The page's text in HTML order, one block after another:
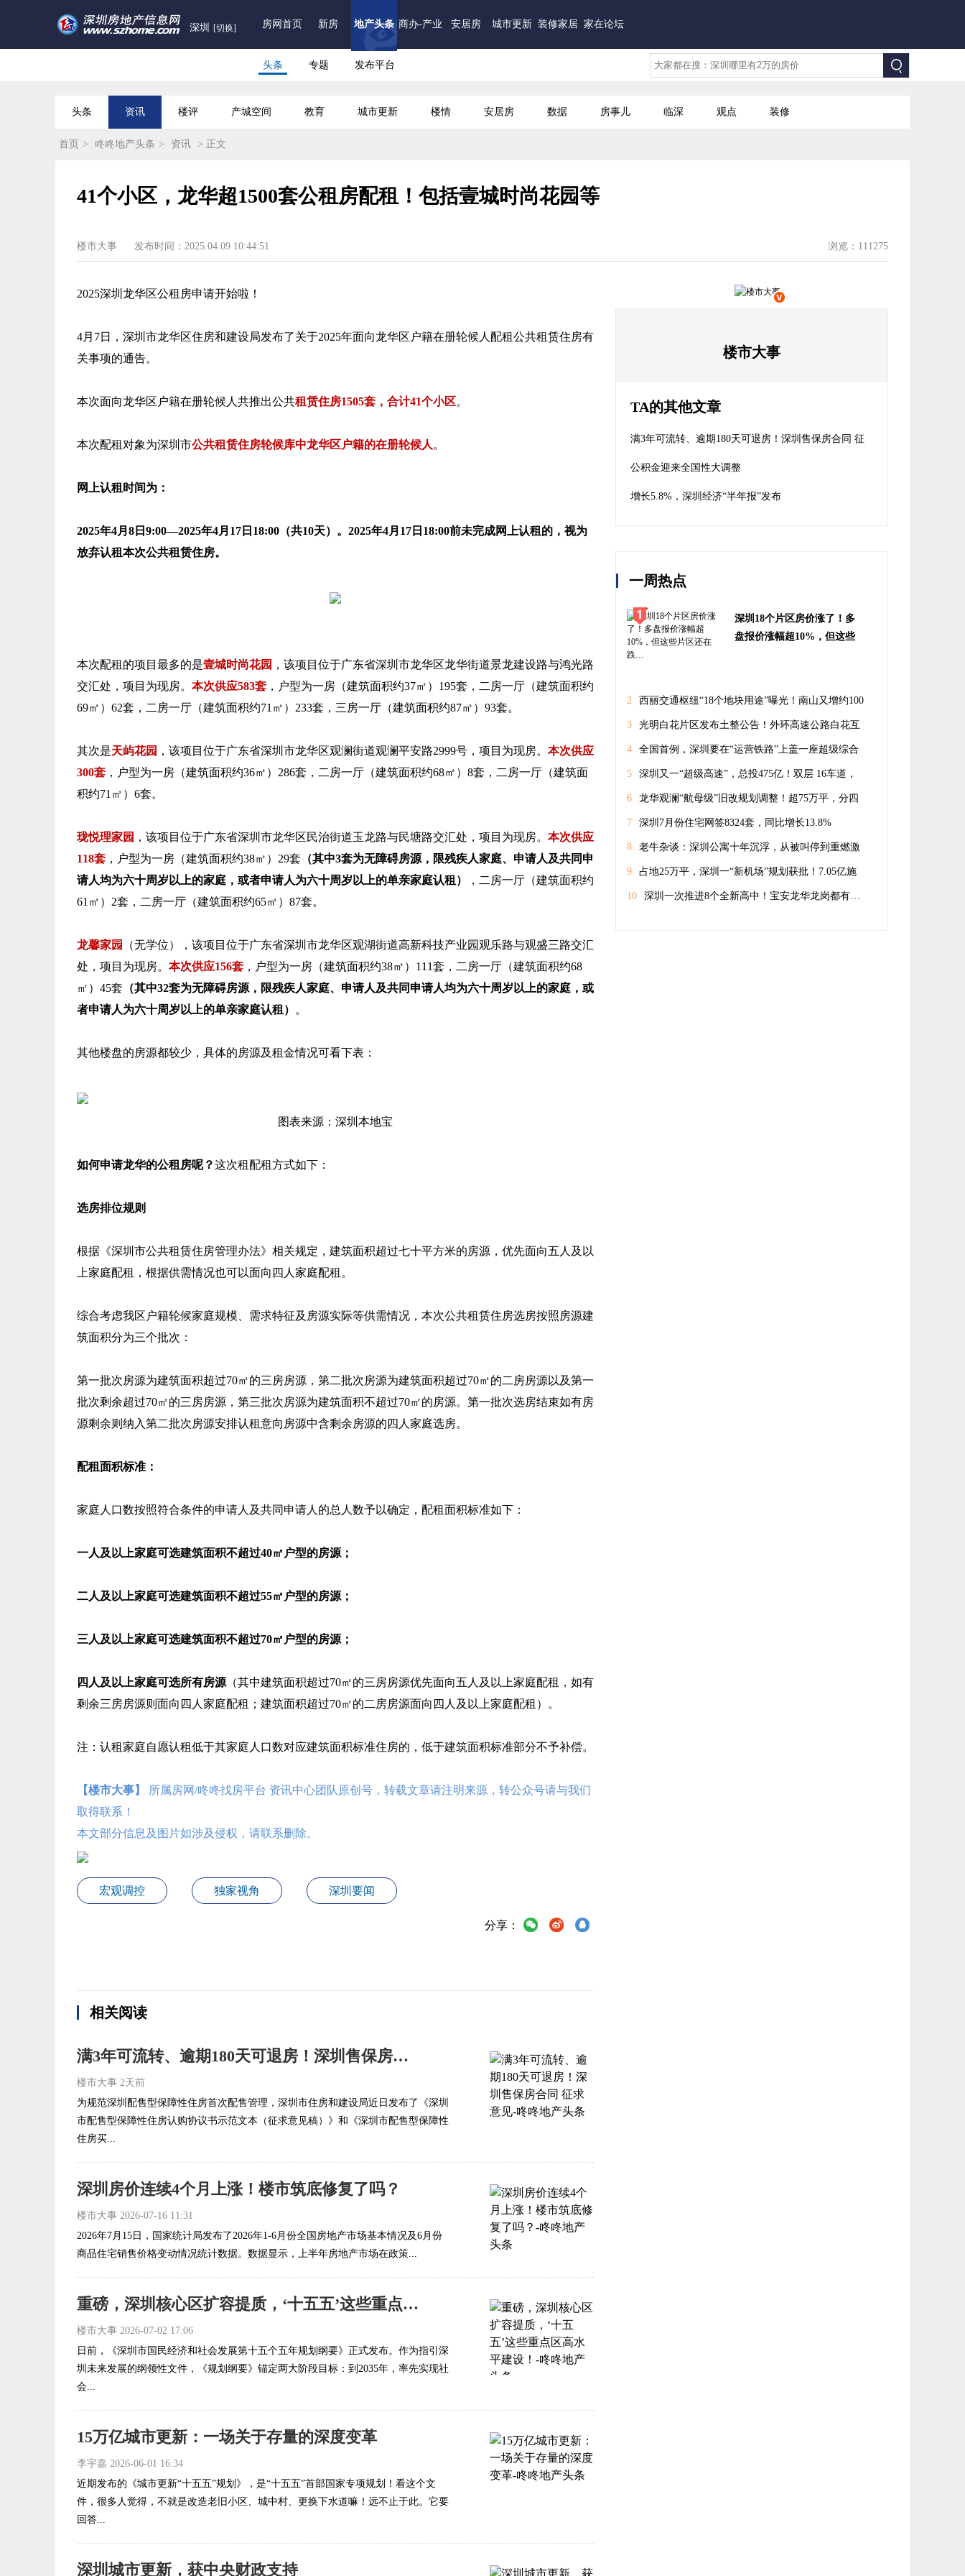
深圳 [切换] 房网首页 新房 地产头条 商办-产业 安居房 城市更新 装修家居 家在论坛
头条 专题 发布平台
头条 资讯 楼评 产城空间 教育 城市更新 楼情 安居房 数据 房事儿 临深 观点 装修
首页 > 咚咚地产头条 > 资讯 > 正文
41个小区，龙华超1500套公租房配租！包括壹城时尚花园等
楼市大事 发布时间：2025.04.09 10:44:51 浏览：111275
2025深圳龙华区公租房申请开始啦！
4月7日，深圳市龙华区住房和建设局发布了关于2025年面向龙华区户籍在册轮候人配租公共租赁住房有
关事项的通告。
本次面向龙华区户籍在册轮候人共推出公共租赁住房1505套，合计41个小区。
本次配租对象为深圳市公共租赁住房轮候库中龙华区户籍的在册轮候人 。
网上认租时间为：
2025年4月8日9:00—2025年4月17日18:00（共10天）。2025年4月17日18:00前未完成网上认租的，视为
放弃认租本次公共租赁住房。
本次配租的项目最多的是壹城时尚花园 ，该项目位于广东省深圳市龙华区龙华街道景龙建设路与鸿光路
交汇处，项目为现房。 本次供应583套 ，户型为一房（建筑面积约37㎡）195套，二房一厅（建筑面积约
69㎡）62套，二房一厅（建筑面积约71㎡）233套，三房一厅（建筑面积约87㎡）93套。
其次是天屿花园 ，该项目位于广东省深圳市龙华区观澜街道观澜平安路2999号，项目为现房。 本次供应
300套 ，户型为一房（建筑面积约36㎡）286套，二房一厅（建筑面积约68㎡）8套，二房一厅（建筑面
积约71㎡）6套。
珑悦理家园 ，该项目位于广东省深圳市龙华区民治街道玉龙路与民塘路交汇处，项目为现房。 本次供应
118套 ，户型为一房（建筑面积约38㎡）29套 （其中3套为无障碍房源，限残疾人家庭、申请人及共同申
请人均为六十周岁以上的家庭，或者申请人为六十周岁以上的单亲家庭认租）
，二房一厅（建筑面积约
61㎡）2套，二房一厅（建筑面积约65㎡）87套。
龙馨家园
（无学位），该项目位于广东省深圳市龙华区观湖街道高新科技产业园观乐路与观盛三路交汇
处，项目为现房。 本次供应156套 ，户型为一房（建筑面积约38㎡）111套，二房一厅（建筑面积约68
㎡）45套 （其中32套为无障碍房源，限残疾人家庭、申请人及共同申请人均为六十周岁以上的家庭，或
者申请人为六十周岁以上的单亲家庭认租）
。
其他楼盘的房源都较少，具体的房源及租金情况可看下表：
图表来源：深圳本地宝
如何申请龙华的公租房呢？这次租配租方式如下：
选房排位规则
根据《深圳市公共租赁住房管理办法》相关规定，建筑面积超过七十平方米的房源，优先面向五人及以
上家庭配租，根据供需情况也可以面向四人家庭配租。
综合考虑我区户籍轮候家庭规模、需求特征及房源实际等供需情况，本次公共租赁住房选房按照房源建
筑面积分为三个批次：
第一批次房源为建筑面积超过70㎡的三房房源，第二批次房源为建筑面积超过70㎡的二房房源以及第一
批次剩余超过70㎡的三房房源，第三批次房源为建筑面积不超过70㎡的房源。第一批次选房结束如有房
源剩余则纳入第二批次房源安排认租意向房源中含剩余房源的四人家庭选房。
配租面积标准：
家庭人口数按照符合条件的申请人及共同申请人的总人数予以确定，配租面积标准如下：
一人及以上家庭可选建筑面积不超过40㎡户型的房源；
二人及以上家庭可选建筑面积不超过55㎡户型的房源；
三人及以上家庭可选建筑面积不超过70㎡户型的房源；
四人及以上家庭可选所有房源 （其中建筑面积超过70㎡的三房房源优先面向五人及以上家庭配租，如有
剩余三房房源则面向四人家庭配租；建筑面积超过70㎡的二房房源面向四人及以上家庭配租）。
注：认租家庭自愿认租低于其家庭人口数对应建筑面积标准住房的，低于建筑面积标准部分不予补偿。
【楼市大事】
所属房网/咚咚找房平台 资讯中心团队原创号，转载文章请注明来源，转公众号请与我们
取得联系！
本文部分信息及图片如涉及侵权，请联系删除。
宏观调控 独家视角 深圳要闻
分享：
相关阅读
满3年可流转、逾期180天可退房！深圳售保房合同 征求意见
楼市大事 2天前
为规范深圳配售型保障性住房首次配售管理，深圳市住房和建设局近日发布了《深圳
市配售型保障性住房认购协议书示范文本（征求意见稿）》和《深圳市配售型保障性
住房买...
深圳房价连续4个月上涨！楼市筑底修复了吗？
楼市大事 2026-07-16 11:31
2026年7月15日，国家统计局发布了2026年1-6月份全国房地产市场基本情况及6月份
商品住宅销售价格变动情况统计数据。数据显示，上半年房地产市场在政策...
重磅，深圳核心区扩容提质，‘十五五’这些重点区高水平建设！
楼市大事 2026-07-02 17:06
日前，《深圳市国民经济和社会发展第十五个五年规划纲要》正式发布。作为指引深
圳未来发展的纲领性文件，《规划纲要》锚定两大阶段目标：到2035年，率先实现社
会...
15万亿城市更新：一场关于存量的深度变革
李宇嘉 2026-06-01 16:34
近期发布的《城市更新“十五五”规划》，是“十五五”首部国家专项规划！看这个文
件，很多人觉得，不就是改造老旧小区、城中村、更换下水道嘛！远不止于此。它要
回答...
深圳城市更新，获中央财政支持
楼市大事
TA的其他文章
满3年可流转、逾期180天可退房！深圳售保房合同 征
求意见
公积金迎来全国性大调整
增长5.8%，深圳经济“半年报”发布
一周热点
深圳18个片区房价涨了！多
盘报价涨幅超10%，但这些
2 西丽交通枢纽“18个地块用途”曝光！南山又增约100
万㎡住宅
3 光明白花片区发布土整公告！外环高速公路白花互
通工程来了
4 全国首例，深圳要在“运营铁路”上盖一座超级综合
体！
5 深圳又一“超级高速”，总投475亿！双层 16车道，
经龙岗龙华宝安
6 龙华观澜“航母级”旧改规划调整！超75万平，分四
期开发
7 深圳7月份住宅网签8324套，同比增长13.8%
8 老牛杂谈：深圳公寓十年沉浮，从被叫停到重燃激
情
9 占地25万平，深圳一“新机场”规划获批！7.05亿施
工合同落定
10 深圳一次推进8个全新高中！宝安龙华龙岗都有…